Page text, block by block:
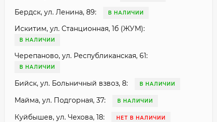
Бердск, ул. Ленина, 89: В НАЛИЧИИ
Искитим, ул. Станционная, 1б (ЖУМ):
В НАЛИЧИИ
Черепаново, ул. Республиканская, 61:
В НАЛИЧИИ
Бийск, ул. Больничный взвоз, 8: В НАЛИЧИИ
Майма, ул. Подгорная, 37: В НАЛИЧИИ
Куйбышев, ул. Чехова, 18: НЕТ В НАЛИЧИИ